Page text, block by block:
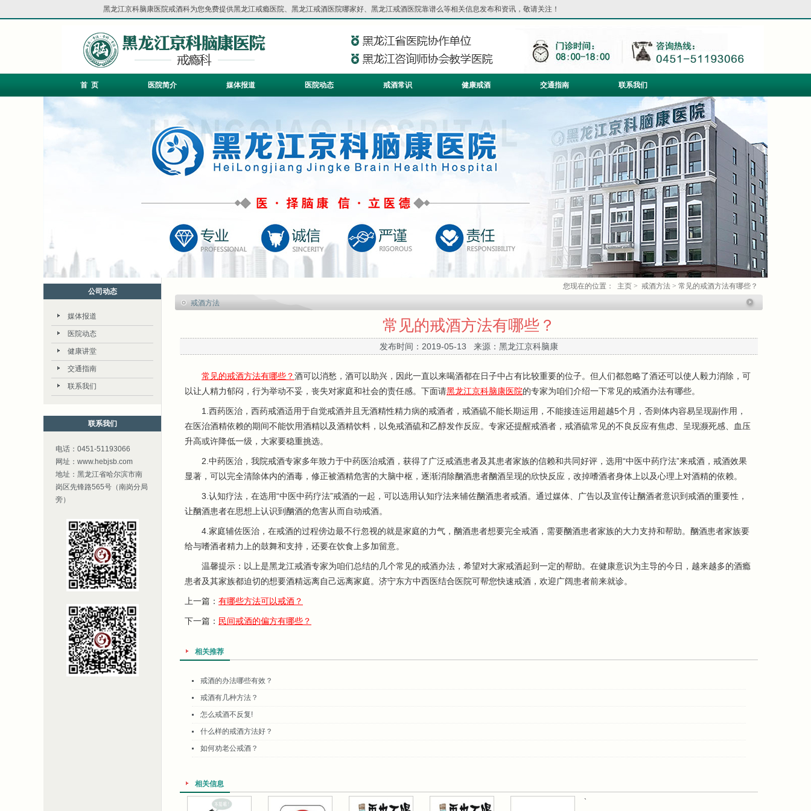
黑龙江京科脑康医院戒酒科为您免费提供黑龙江戒瘾医院、 黑龙江戒酒医院哪家好、 黑龙江戒酒医院靠谱么等相关信息发布和资讯，敬请关注！
首 页 医院简介 媒体报道 医院动态 戒酒常识 健康戒酒 交通指南 联系我们
公司动态
媒体报道
医院动态
健康讲堂
交通指南
联系我们
联系我们
电话：0451-51193066
网址：www.hebjsb.com
地址：黑龙江省哈尔滨市南
岗区先锋路565号（南岗分局
旁）
您现在的位置： 主页 > 戒酒方法 > 常见的戒酒方法有哪些？
戒酒方法
常见的戒酒方法有哪些？
发布时间：2019-05-13 来源：黑龙江京科脑康
常见的戒酒方法有哪些？酒可以消愁，酒可以助兴，因此一直以来喝酒都在日子中占有比较重要的位子。但人们都忽略了酒还可以使人毅力消除，可
以让人精力郁闷，行为举动不妥，丧失对家庭和社会的责任感。下面请黑龙江京科脑康医院的专家为咱们介绍一下常见的戒酒办法有哪些。
1.西药医治，西药戒酒适用于自觉戒酒并且无酒精性精力病的戒酒者，戒酒硫不能长期运用，不能接连运用超越5个月，否则体内容易呈现副作用，
在医治酒精依赖的期间不能饮用酒精以及酒精饮料，以免戒酒硫和乙醇发作反应。专家还提醒戒酒者，戒酒硫常见的不良反应有焦虑、呈现濒死感、血压
升高或许降低一级，大家要稳重挑选。
2.中药医治，我院戒酒专家多年致力于中药医治戒酒，获得了广泛戒酒患者及其患者家族的信赖和共同好评，选用“中医中药疗法”来戒酒，戒酒效果
显著，可以完全清除体内的酒毒，修正被酒精危害的大脑中枢，逐渐消除酗酒患者酗酒呈现的欣快反应，改掉嗜酒者身体上以及心理上对酒精的依赖。
3.认知疗法，在选用“中医中药疗法”戒酒的一起，可以选用认知疗法来辅佐酗酒患者戒酒。通过媒体、广告以及宣传让酗酒者意识到戒酒的重要性，
让酗酒患者在思想上认识到酗酒的危害从而自动戒酒。
4.家庭辅佐医治，在戒酒的过程傍边最不行忽视的就是家庭的力气，酗酒患者想要完全戒酒，需要酗酒患者家族的大力支持和帮助。酗酒患者家族要
给与嗜酒者精力上的鼓舞和支持，还要在饮食上多加留意。
温馨提示：以上是黑龙江戒酒专家为咱们总结的几个常见的戒酒办法，希望对大家戒酒起到一定的帮助。在健康意识为主导的今日，越来越多的酒瘾
患者及其家族都迫切的想要酒精远离自己远离家庭。济宁东方中西医结合医院可帮您快速戒酒，欢迎广阔患者前来就诊。
上一篇： 有哪些方法可以戒酒？
下一篇： 民间戒酒的偏方有哪些？
相关推荐
戒酒的办法哪些有效？
戒酒有几种方法？
怎么戒酒不反复!
什么样的戒酒方法好？
如何劝老公戒酒？
相关信息
`